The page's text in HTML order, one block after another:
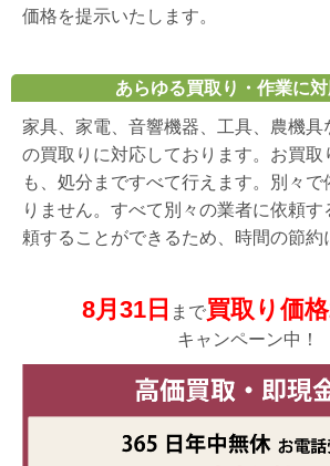
価格を提示いたします。
あらゆる買取り・作業に
家具、家電、音響機器、工具、農機具
の買取りに対応しております。お買取
も、処分まですべて行えます。別々で
りません。すべて別々の業者に依頼す
頼することができるため、時間の節約
8月31日 まで買取り価
キャンペーン中！